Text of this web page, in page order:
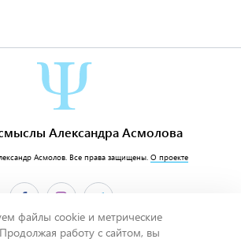
Александра Асмолова
Асмолов . Все права защищены. О проекте
файлы cookie и метрические
работу с сайтом, вы